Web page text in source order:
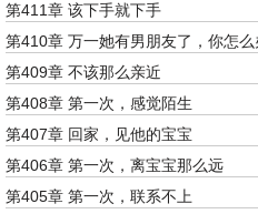
第411章 该下手就下手
第410章 万一她有男朋友了，你怎么
第409章 不该那么亲近
第408章 第一次，感觉陌生
第407章 回家，见他的宝宝
第406章 第一次，离宝宝那么远
第405章 第一次，联系不上